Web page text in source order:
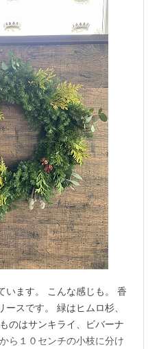
います。 こんな感じも。 香
スです。 緑はヒムロ杉、
のはサンキライ、ビバーナ
ら１０センチの小枝に分け